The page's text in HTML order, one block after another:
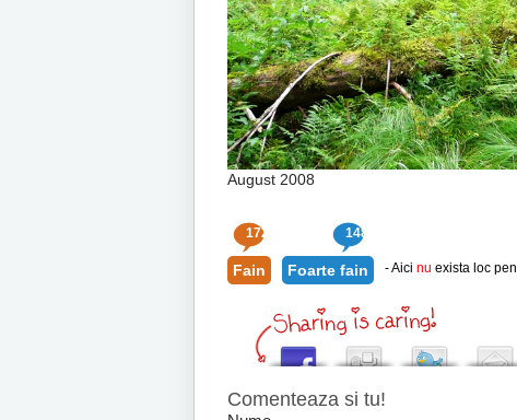
August 2008
172 148
Fain Foarte fain - Aici nu exista loc
Comenteaza si tu!